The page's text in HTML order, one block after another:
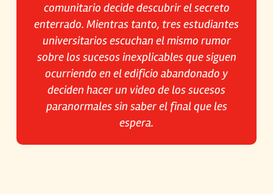
comunitario decide descubrir el secreto
enterrado. Mientras tanto, tres estudiantes
universitarios escuchan el mismo rumor
sobre los sucesos inexplicables que siguen
ocurriendo en el edificio abandonado y
deciden hacer un video de los sucesos
paranormales sin saber el final que les
espera.